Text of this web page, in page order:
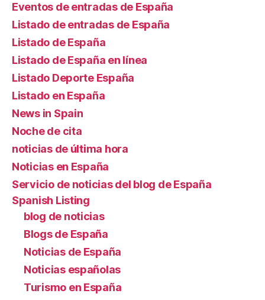
Eventos de entradas de España
Listado de entradas de España
Listado de España
Listado de España en línea
Listado Deporte España
Listado en España
News in Spain
Noche de cita
noticias de última hora
Noticias en España
Servicio de noticias del blog de España
Spanish Listing
blog de noticias
Blogs de España
Noticias de España
Noticias españolas
Turismo en España